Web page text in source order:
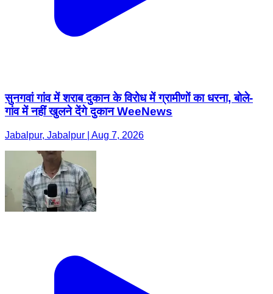
सुनगवां गांव में शराब दुकान के विरोध में ग्रामीणों का धरना, बोले-
गांव में नहीं खुलने देंगे दुकान WeeNews
Jabalpur, Jabalpur | Aug 7, 2026